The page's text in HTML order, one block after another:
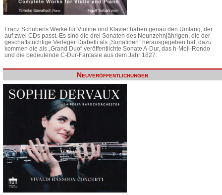
Franz Schuberts Werke für Violine und Klavier haben genau den Umfang, der
auf zwei CDs passt. Es sind die drei Sonaten des Neunzehnjährigen, die der
geschäftstüchtige Verleger Diabelli als „Sonatinen“ herausgegeben hat, dazu
kommen die als „Grand Duo“ veröffentlichte Sonate A-Dur, das h-Moll-Rondo
und die bedeutende C-Dur-Fantasie aus dem Jahr 1827.
Neuveröffentlichungen